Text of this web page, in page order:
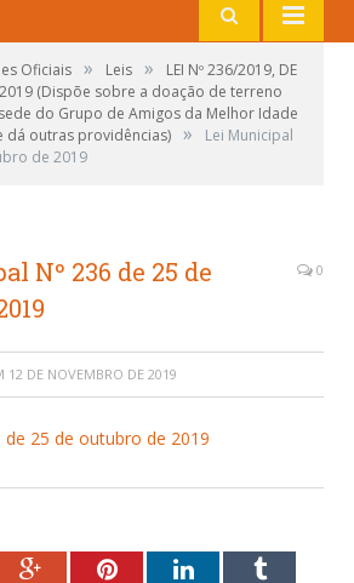
Oficiais » Leis »
LEI Nº 236/2019, DE
2019 (Dispõe sobre a doação de terreno
do Grupo de Amigos da Melhor Idade
dá outras providências) »
Lei Municipal
de 2019
Nº 236 de 25 de
0
12 DE NOVEMBRO DE 2019
de 25 de outubro de 2019
Google+PinterestLinkedInTumblr